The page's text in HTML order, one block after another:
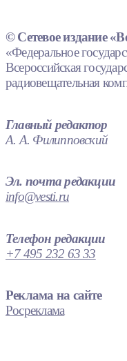
© Сетевое издание
«Федеральное
Всероссийская
радиовещательная
Главный редактор
А. А. Филипповский
Эл. почта редакции
info@vesti.ru
Телефон редакции
+7 495 232 63 33
Реклама на сайте
Росреклама